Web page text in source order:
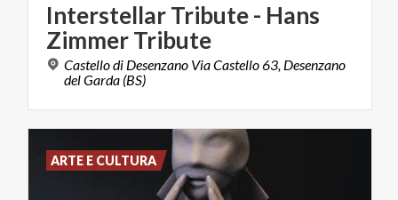
InterstellarTribute- Hans
ZimmerTribute
Castello di Desenzano Via Castello 63, Desenzano
del Garda (BS)
ARTE E CULTURA